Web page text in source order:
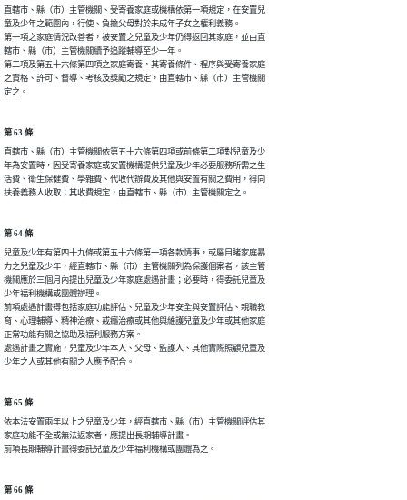
直轄市、縣（市）主管機關、受寄養家庭或機構依第一項規定，在安置兒
童及少年之範圍內，行使、負擔父母對於未成年子女之權利義務。
第一項之家庭情況改善者，被安置之兒童及少年仍得返回其家庭，並由直
轄市、縣（市）主管機關續予追蹤輔導至少一年。
第二項及第五十六條第四項之家庭寄養，其寄養條件、程序與受寄養家庭
之資格、許可、督導、考核及獎勵之規定，由直轄市、縣（市）主管機關
定之。
第 63 條
直轄市、縣（市）主管機關依第五十六條第四項或前條第二項對兒童及少
年為安置時，因受寄養家庭或安置機構提供兒童及少年必要服務所需之生
活費、衛生保健費、學雜費、代收代辦費及其他與安置有關之費用，得向
扶養義務人收取；其收費規定，由直轄市、縣（市）主管機關定之。
第 64 條
兒童及少年有第四十九條或第五十六條第一項各款情事，或屬目睹家庭暴
力之兒童及少年，經直轄市、縣（市）主管機關列為保護個案者，該主管
機關應於三個月內提出兒童及少年家庭處遇計畫；必要時，得委託兒童及
少年福利機構或團體辦理。
前項處遇計畫得包括家庭功能評估、兒童及少年安全與安置評估、親職教
育、心理輔導、精神治療、戒癮治療或其他與維護兒童及少年或其他家庭
正常功能有關之協助及福利服務方案。
處遇計畫之實施，兒童及少年本人、父母、監護人、其他實際照顧兒童及
少年之人或其他有關之人應予配合。
第 65 條
依本法安置兩年以上之兒童及少年，經直轄市、縣（市）主管機關評估其
家庭功能不全或無法返家者，應提出長期輔導計畫。
前項長期輔導計畫得委託兒童及少年福利機構或團體為之。
第 66 條